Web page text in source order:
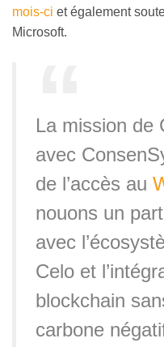
mois-ci et également
Microsoft.
La mission de
avec
de l’accès au
nouons un
avec
Celo et
blockchain
carbone